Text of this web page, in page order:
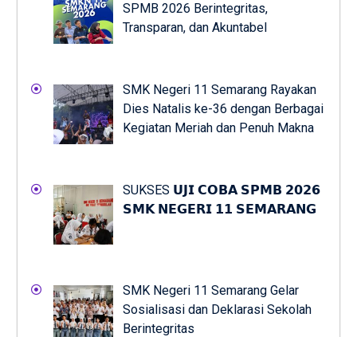
SPMB 2026 Berintegritas,
Transparan, dan Akuntabel
SMK Negeri 11 Semarang Rayakan
Dies Natalis ke-36 dengan Berbagai
Kegiatan Meriah dan Penuh Makna
SUKSES 𝗨𝗝𝗜 𝗖𝗢𝗕𝗔 𝗦𝗣𝗠𝗕 𝟮𝟬𝟮𝟲
𝗦𝗠𝗞 𝗡𝗘𝗚𝗘𝗥𝗜 𝟭𝟭 𝗦𝗘𝗠𝗔𝗥𝗔𝗡𝗚
SMK Negeri 11 Semarang Gelar
Sosialisasi dan Deklarasi Sekolah
Berintegritas